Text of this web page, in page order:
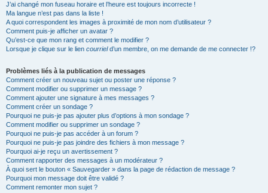
J’ai changé mon fuseau horaire et l’heure est toujours incorrecte !
Ma langue n’est pas dans la liste !
A quoi correspondent les images à proximité de mon nom d’utilisateur ?
Comment puis-je afficher un avatar ?
Qu’est-ce que mon rang et comment le modifier ?
Lorsque je clique sur le lien courrield’un membre, on me demande de me connecter !?
Problèmes liés à la publication de messages
Comment créer un nouveau sujet ou poster une réponse ?
Comment modifier ou supprimer un message ?
Comment ajouter une signature à mes messages ?
Comment créer un sondage ?
Pourquoi ne puis-je pas ajouter plus d’options à mon sondage ?
Comment modifier ou supprimer un sondage ?
Pourquoi ne puis-je pas accéder à un forum ?
Pourquoi ne puis-je pas joindre des fichiers à mon message ?
Pourquoi ai-je reçu un avertissement ?
Comment rapporter des messages à un modérateur ?
À quoi sert le bouton « Sauvegarder » dans la page de rédaction de message ?
Pourquoi mon message doit être validé ?
Comment remonter mon sujet ?